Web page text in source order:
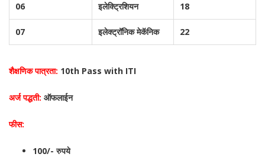
06 इलेक्ट्रिशियन 18
07 इलेक्ट्रॉनिक मेकॅनिक 22
शैक्षणिक पात्रता: 10th Pass with ITI
अर्ज पद्धती: ऑफलाईन
फीस:
100/- रुपये